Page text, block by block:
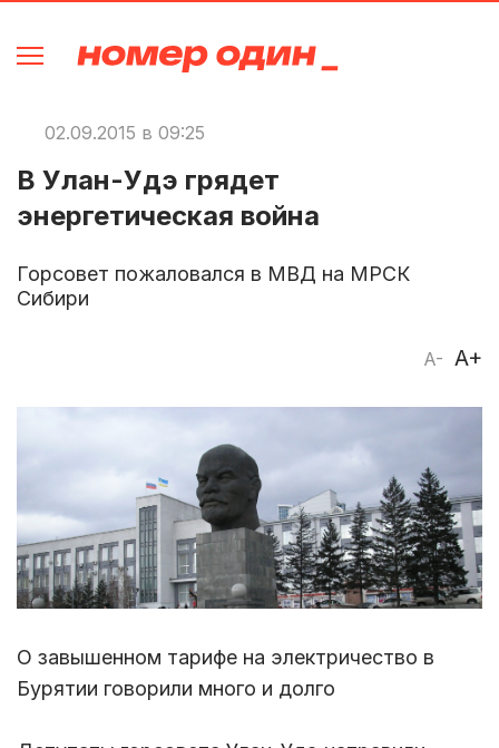
02.09.2015 в 09:25
В Улан-Удэ грядет
энергетическая война
Горсовет пожаловался в МВД на МРСК
Сибири
A- A+
О завышенном тарифе на электричество в
Бурятии говорили много и долго